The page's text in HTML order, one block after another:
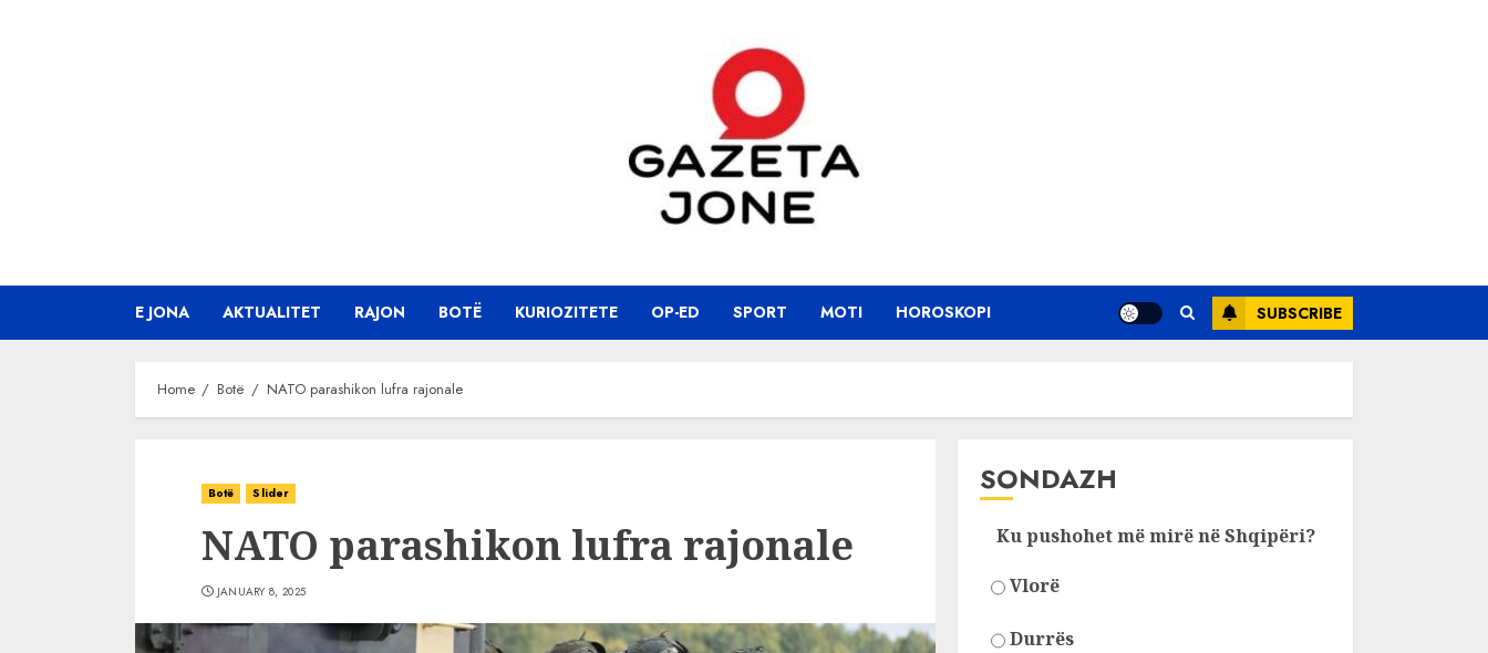
E JONA AKTUALITET RAJON BOTË KURIOZITETE OP-ED SPORT MOTI HOROSKOPI SUBSCRIBE
Home Botë NATO parashikon lufra rajonale
Botë Slider
NATO parashikon lufra rajonale
JANUARY 8, 2025
SONDAZH
Ku pushohet më mirë në Shqipëri?
Vlorë
Durrës